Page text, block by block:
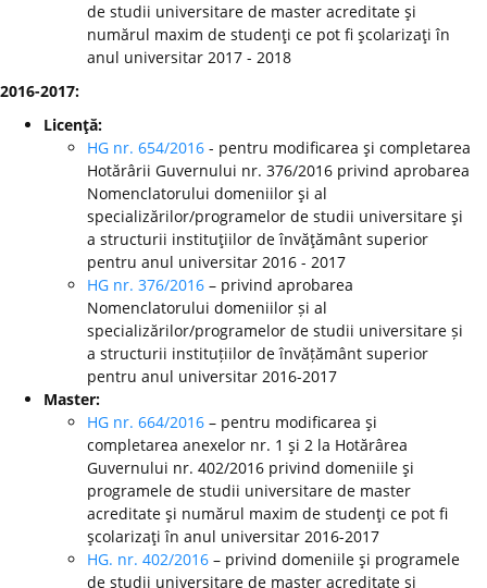
de studii universitare de master acreditate şi
numărul maxim de studenţi ce pot fi şcolarizaţi în
anul universitar 2017 - 2018
2016-2017:
Licenţă:
HG nr. 654/2016 - pentru modificarea şi completarea
Hotărârii Guvernului nr. 376/2016 privind aprobarea
Nomenclatorului domeniilor şi al
specializărilor/programelor de studii universitare şi
a structurii instituţiilor de învăţământ superior
pentru anul universitar 2016 - 2017
HG nr. 376/2016 – privind aprobarea
Nomenclatorului domeniilor și al
specializărilor/programelor de studii universitare și
a structurii instituțiilor de învățământ superior
pentru anul universitar 2016-2017
Master:
HG nr. 664/2016 – pentru modificarea şi
completarea anexelor nr. 1 şi 2 la Hotărârea
Guvernului nr. 402/2016 privind domeniile şi
programele de studii universitare de master
acreditate şi numărul maxim de studenţi ce pot fi
şcolarizaţi în anul universitar 2016-2017
HG. nr. 402/2016 – privind domeniile şi programele
de studii universitare de master acreditate şi